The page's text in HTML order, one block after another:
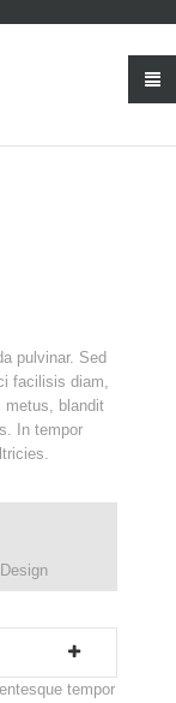
pulvinar. Sed
facilisis diam,
metus, blandit
In tempor
Design
tempor